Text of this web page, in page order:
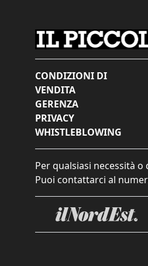
CONDIZIONI DI
VENDITA
GERENZA
PRIVACY
WHISTLEBLOWING
Per qualsiasi necessità
Puoi contattarci al